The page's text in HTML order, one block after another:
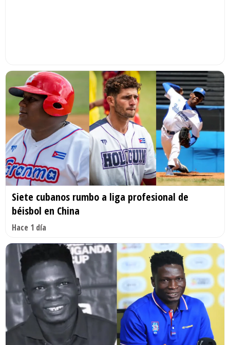
Siete cubanos rumbo a liga profesional de
béisbol en China
Hace 1 día